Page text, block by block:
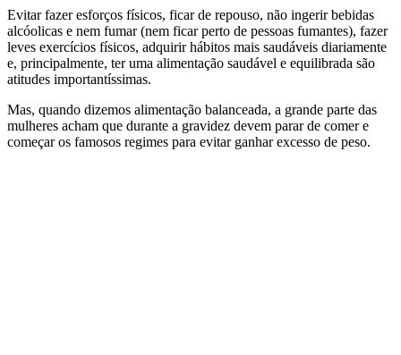
Evitar fazer esforços físicos, ficar de repouso, não ingerir bebidas
alcóolicas e nem fumar (nem ficar perto de pessoas fumantes), fazer
leves exercícios físicos, adquirir hábitos mais saudáveis diariamente
e, principalmente, ter uma alimentação saudável e equilibrada são
atitudes importantíssimas.
Mas, quando dizemos alimentação balanceada, a grande parte das
mulheres acham que durante a gravidez devem parar de comer e
começar os famosos regimes para evitar ganhar excesso de peso.